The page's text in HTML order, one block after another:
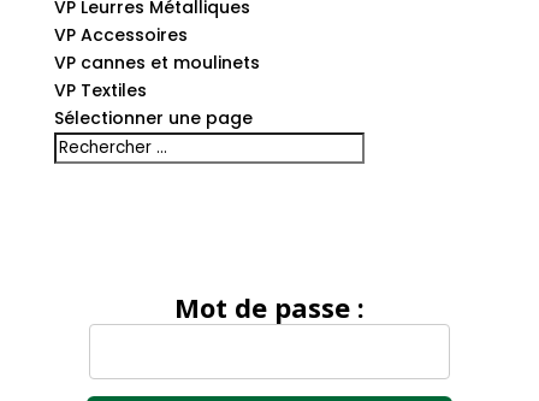
VP Leurres Métalliques
VP Accessoires
VP cannes et moulinets
VP Textiles
Sélectionner une page
Mot de passe :